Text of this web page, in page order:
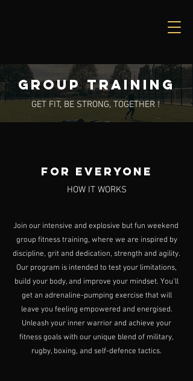
GROUP TRAINING
GET FIT, BE STRONG, TOGETHER !
FOR EVERYONE
HOW IT WORKS
Join our intensive and explosive but fun weekend
group fitness training, where we are inspired by
discipline, grit and dedication, strength and agility.
Our program is intended to test your limitations,
build your body, and improve your mindset. You'll
get an adrenaline-pumping exercise that will
leave you feeling empowered and energised.
Unleash your inner warrior and achieve your
fitness goals with our unique blend of military,
rugby, boxing, and self-defence tactics.